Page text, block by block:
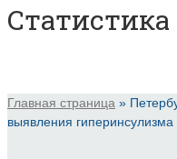
Статистика
Главная страница »
выявления гиперинсулизма